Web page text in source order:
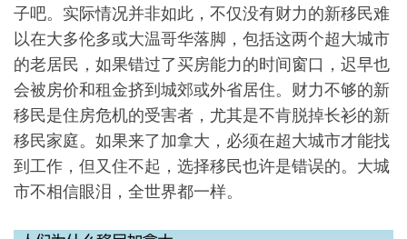
子吧。实际情况并非如此，不仅没有财力的新移民难
以在大多伦多或大温哥华落脚，包括这两个超大城市
的老居民，如果错过了买房能力的时间窗口，迟早也
会被房价和租金挤到城郊或外省居住。财力不够的新
移民是住房危机的受害者，尤其是不肯脱掉长衫的新
移民家庭。如果来了加拿大，必须在超大城市才能找
到工作，但又住不起，选择移民也许是错误的。大城
市不相信眼泪，全世界都一样。